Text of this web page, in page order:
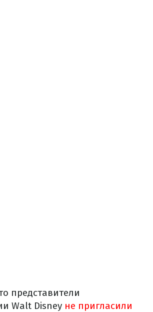
представители
Walt Disney не пригласили